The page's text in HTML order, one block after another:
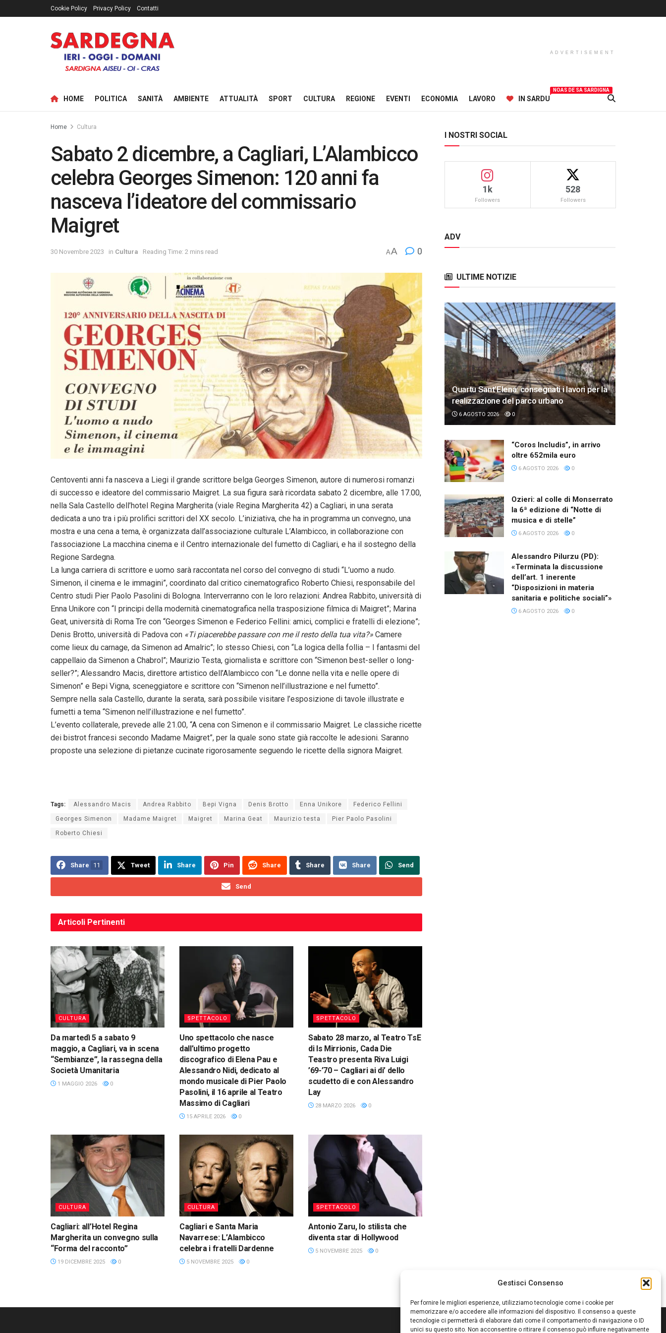
Gestisci Consenso
Per fornire le migliori esperienze, utilizziamo tecnologie come i cookie per
memorizzare e/o accedere alle informazioni del dispositivo. Il consenso a queste
tecnologie ci permetterà di elaborare dati come il comportamento di navigazione o ID
unici su questo sito. Non acconsentire o ritirare il consenso può influire negativamente
Cookie Policy Privacy Policy Contatti
ADVERTISEMENT
HOME POLITICA SANITÀ AMBIENTE ATTUALITÀ SPORT CULTURA REGIONE EVENTI ECONOMIA LAVORO IN SARDU
NOAS DE SA SARDIGNA
Home Cultura
Sabato 2 dicembre, a Cagliari, L’Alambicco
celebra Georges Simenon: 120 anni fa
nasceva l’ideatore del commissario
Maigret
30 Novembre 2023 in Cultura Reading Time: 2 mins read AA 0
Centoventi anni fa nasceva a Liegi il grande scrittore belga Georges Simenon, autore di numerosi romanzi
di successo e ideatore del commissario Maigret. La sua figura sarà ricordata sabato 2 dicembre, alle 17.00,
nella Sala Castello dell’hotel Regina Margherita (viale Regina Margherita 42) a Cagliari, in una serata
dedicata a uno tra i più prolifici scrittori del XX secolo. L’iniziativa, che ha in programma un convegno, una
mostra e una cena a tema, è organizzata dall’associazione culturale L’Alambicco, in collaborazione con
l’associazione La macchina cinema e il Centro internazionale del fumetto di Cagliari, e ha il sostegno della
Regione Sardegna.
La lunga carriera di scrittore e uomo sarà raccontata nel corso del convegno di studi “L’uomo a nudo.
Simenon, il cinema e le immagini”, coordinato dal critico cinematografico Roberto Chiesi, responsabile del
Centro studi Pier Paolo Pasolini di Bologna. Interverranno con le loro relazioni: Andrea Rabbito, università di
Enna Unikore con “I principi della modernità cinematografica nella trasposizione filmica di Maigret”; Marina
Geat, università di Roma Tre con “Georges Simenon e Federico Fellini: amici, complici e fratelli di elezione”;
Denis Brotto, università di Padova con «Ti piacerebbe passare con me il resto della tua vita?» Camere
come lieux du carnage, da Simenon ad Amalric”; lo stesso Chiesi, con “La logica della follia – I fantasmi del
cappellaio da Simenon a Chabrol”; Maurizio Testa, giornalista e scrittore con “Simenon best-seller o long-
seller?”; Alessandro Macis, direttore artistico dell’Alambicco con “Le donne nella vita e nelle opere di
Simenon” e Bepi Vigna, sceneggiatore e scrittore con “Simenon nell’illustrazione e nel fumetto”.
Sempre nella sala Castello, durante la serata, sarà possibile visitare l’esposizione di tavole illustrate e
fumetti a tema “Simenon nell’illustrazione e nel fumetto”.
L’evento collaterale, prevede alle 21.00, “A cena con Simenon e il commissario Maigret. Le classiche ricette
dei bistrot francesi secondo Madame Maigret”, per la quale sono state già raccolte le adesioni. Saranno
proposte una selezione di pietanze cucinate rigorosamente seguendo le ricette della signora Maigret.
Tags: Alessandro Macis Andrea Rabbito Bepi Vigna Denis Brotto Enna Unikore Federico Fellini
Georges Simenon Madame Maigret Maigret Marina Geat Maurizio testa Pier Paolo Pasolini
Roberto Chiesi
Share 11 Tweet Share Pin Share Share Share Send
Send
Articoli Pertinenti
CULTURA
Da martedì 5 a sabato 9
maggio, a Cagliari, va in scena
“Sembianze”, la rassegna della
Società Umanitaria
1 MAGGIO 2026 0
SPETTACOLO
Uno spettacolo che nasce
dall’ultimo progetto
discografico di Elena Pau e
Alessandro Nidi, dedicato al
mondo musicale di Pier Paolo
Pasolini, il 16 aprile al Teatro
Massimo di Cagliari
15 APRILE 2026 0
SPETTACOLO
Sabato 28 marzo, al Teatro TsE
di Is Mirrionis, Cada Die
Teastro presenta Riva Luigi
’69-’70 – Cagliari ai di’ dello
scudetto di e con Alessandro
Lay
28 MARZO 2026 0
CULTURA
Cagliari: all’Hotel Regina
Margherita un convegno sulla
“Forma del racconto”
19 DICEMBRE 2025 0
CULTURA
Cagliari e Santa Maria
Navarrese: L’Alambicco
celebra i fratelli Dardenne
5 NOVEMBRE 2025 0
SPETTACOLO
Antonio Zaru, lo stilista che
diventa star di Hollywood
5 NOVEMBRE 2025 0
I NOSTRI SOCIAL
1k
Followers
528
Followers
ADV
ULTIME NOTIZIE
Quartu Sant’Elena: consegnati i lavori per la
realizzazione del parco urbano
6 AGOSTO 2026 0
“Coros Includis”, in arrivo
oltre 652mila euro
6 AGOSTO 2026 0
Ozieri: al colle di Monserrato
la 6ª edizione di “Notte di
musica e di stelle”
6 AGOSTO 2026 0
Alessandro Pilurzu (PD):
«Terminata la discussione
dell’art. 1 inerente
“Disposizioni in materia
sanitaria e politiche sociali”»
6 AGOSTO 2026 0